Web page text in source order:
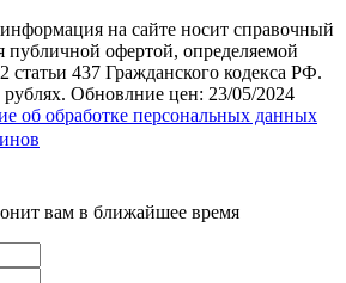
на сайте носит справочный
публичной офертой, определяемой
437 Гражданского кодекса РФ.
Обновлние цен: 23/05/2024
об обработке персональных данных
вам в ближайшее время